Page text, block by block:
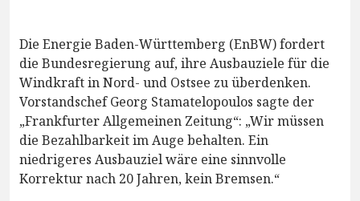
Die Energie Baden-Württemberg (EnBW) fordert
die Bundesregierung auf, ihre Ausbauziele für die
Windkraft in Nord- und Ostsee zu überdenken.
Vorstandschef Georg Stamatelopoulos sagte der
„Frankfurter Allgemeinen Zeitung“: „Wir müssen
die Bezahlbarkeit im Auge behalten. Ein
niedrigeres Ausbauziel wäre eine sinnvolle
Korrektur nach 20 Jahren, kein Bremsen.“